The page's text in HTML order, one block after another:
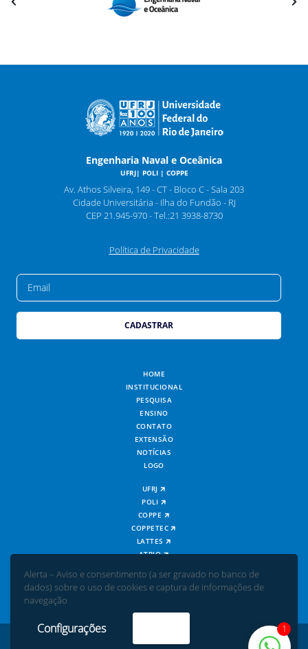
Alerta – Aviso e consentimento (a ser gravado no banco de
dados) sobre o uso de cookies e captura de informações de
navegação
Configurações
Engenharia Naval e Oceânica
UFRJ| POLI | COPPE
Av. Athos Silveira, 149 - CT - Bloco C - Sala 203
Cidade Universitária - Ilha do Fundão - RJ
CEP 21.945-970 - Tel.:21 3938-8730
Política de Privacidade
HOME
INSTITUCIONAL
PESQUISA
ENSINO
CONTATO
EXTENSÃO
NOTÍCIAS
LOGO
UFRJ
POLI
COPPE
COPPETEC
LATTES
ATRIO
© Todos os direitos reservados - UFRJ | POLI | COPPE
1